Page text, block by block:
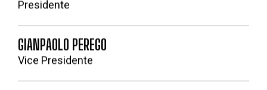
Presidente
GIANPAOLO PEREGO
Vice Presidente